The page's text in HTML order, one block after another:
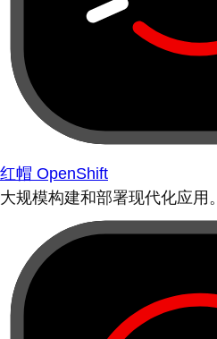
红帽 OpenShift
大规模构建和部署现代化应用。